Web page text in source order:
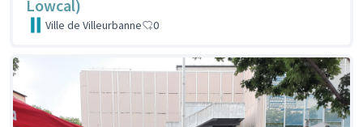
Lowcal)
Ville de Villeurbanne 0